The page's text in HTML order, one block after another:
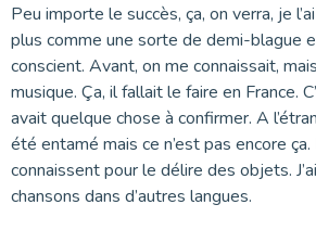
Peu importe le succès, ça, on verra, je
plus comme une sorte de demi-blague
conscient. Avant, on me connaissait,
musique. Ça, il fallait le faire en France.
avait quelque chose à confirmer. A
été entamé mais ce n’est pas encore
connaissent pour le délire des objets.
chansons dans d’autres langues.